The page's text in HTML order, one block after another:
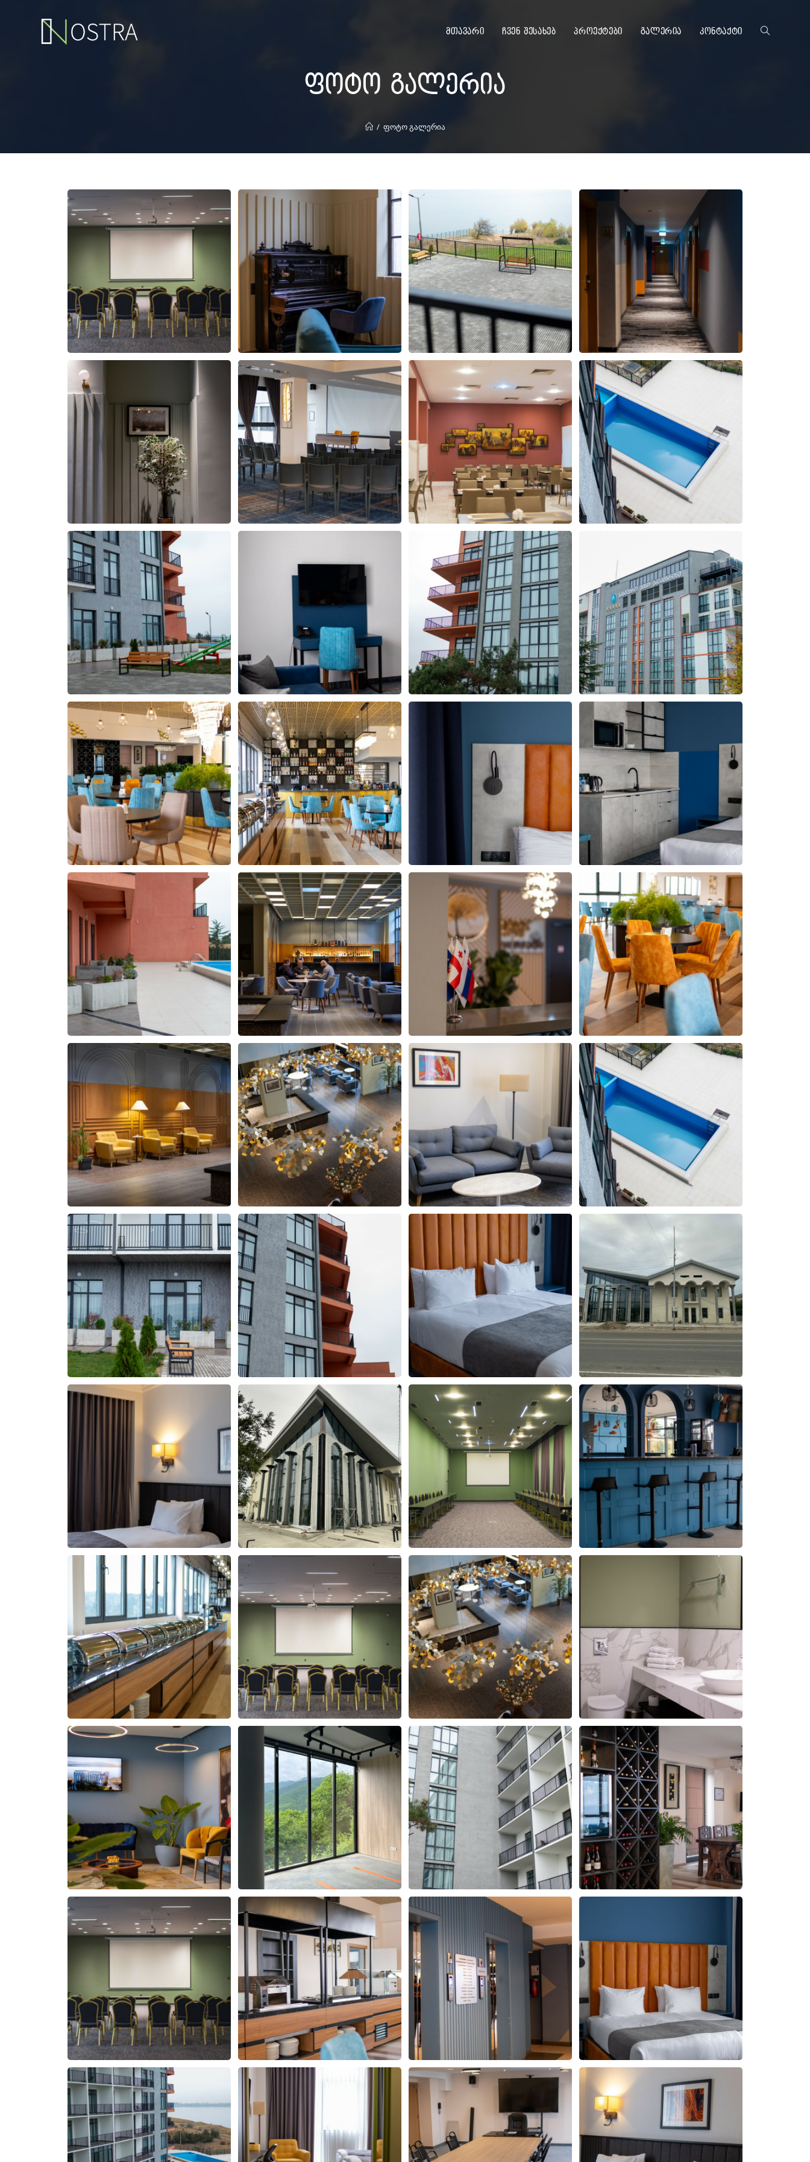
მთავარი ჩვენ შესახებ პროექტები გალერია კონტაქტი
ფოტო გალერია
/ ფოტო გალერია